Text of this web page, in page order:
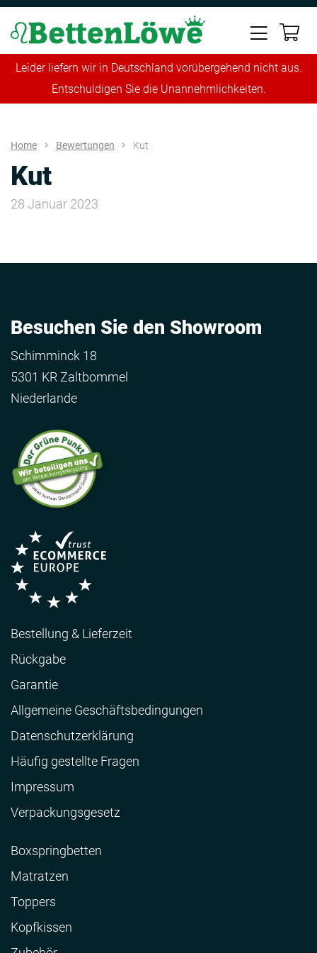
Leider liefern wir in Deutschland vorübergehend nicht aus.
Entschuldigen Sie die Unannehmlichkeiten.
Home Bewertungen Kut
Kut
28 Januar 2023
Besuchen Sie den Showroom
Schimminck 18
5301 KR Zaltbommel
Niederlande
Bestellung & Lieferzeit
Rückgabe
Garantie
Allgemeine Geschäftsbedingungen
Datenschutzerklärung
Häufig gestellte Fragen
Impressum
Verpackungsgesetz
Boxspringbetten
Matratzen
Toppers
Kopfkissen